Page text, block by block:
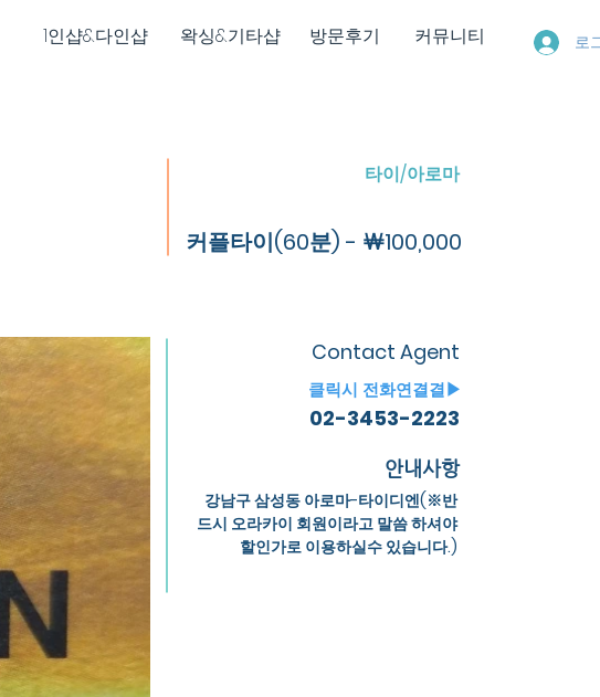
1인샵&다인샵 왁싱&기타샵 방문후기 커뮤니티 로
타이/아로마
커플타이(60분) - ￦100,000
Contact Agent
02-3453-2223
안내사항
강남구 삼성동 아로마-타이디엔(※반
드시 오라카이 회원이라고 말씀 하셔야
할인가로 이용하실수 있습니다.)
​클릭시 전화연결결▶